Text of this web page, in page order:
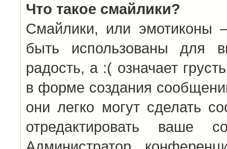
Что такое смайлики?
Смайлики, или эмотиконы
быть использованы для
радость, а :( означает
в форме создания
они легко могут сделать
отредактировать ваше